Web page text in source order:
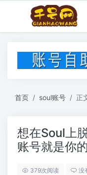
首页 soul账号 正
想在Soul上
账号就是你
379次阅读 没